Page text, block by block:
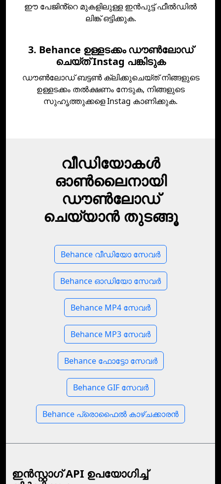
ഈ പേജിൻ്റെ മുകളിലുള്ള ഇൻപുട്ട് ഫീൽഡിൽ
ലിങ്ക് ഒട്ടിക്കുക.
3. Behance ഉള്ളടക്കം ഡൗൺലോഡ്
ചെയ്ത് Instag പങ്കിടുക
ഡൗൺലോഡ് ബട്ടൺ ക്ലിക്കുചെയ്‌ത് നിങ്ങളുടെ
ഉള്ളടക്കം തൽക്ഷണം നേടുക, നിങ്ങളുടെ
സുഹൃത്തുക്കളെ Instag കാണിക്കുക.
വീഡിയോകൾ
ഓൺലൈനായി
ഡൗൺലോഡ്
ചെയ്യാൻ തുടങ്ങൂ
Behance വീഡിയോ സേവർ
Behance ഓഡിയോ സേവർ
Behance MP4 സേവർ
Behance MP3 സേവർ
Behance ഫോട്ടോ സേവർ
Behance GIF സേവർ
Behance പ്രൊഫൈൽ കാഴ്‌ചക്കാരൻ
ഇന്‍സ്റ്റാഗ് API ഉപയോഗിച്ച്